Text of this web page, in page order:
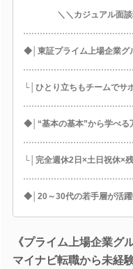
＼＼カジュアル面談積
◆│東証プライム上場企業グ
└│ひとり立ちもチームでサ
◆│“基本の基本”から学べる
└│完全週休2日×土日祝休×
◆│20～30代の若手層が活躍
《プライム上場企業グ
マイナビ転職から未経